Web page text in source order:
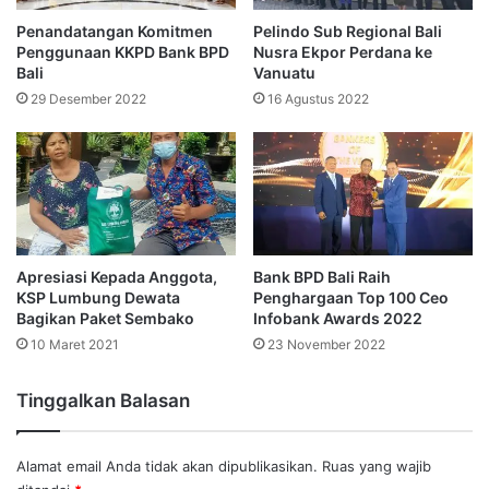
Penandatangan Komitmen
Penggunaan KKPD Bank BPD
Bali
29 Desember 2022
Pelindo Sub Regional Bali
Nusra Ekpor Perdana ke
Vanuatu
16 Agustus 2022
Apresiasi Kepada Anggota,
KSP Lumbung Dewata
Bagikan Paket Sembako
10 Maret 2021
Bank BPD Bali Raih
Penghargaan Top 100 Ceo
Infobank Awards 2022
23 November 2022
Tinggalkan Balasan
Alamat email Anda tidak akan dipublikasikan. Ruas yang wajib